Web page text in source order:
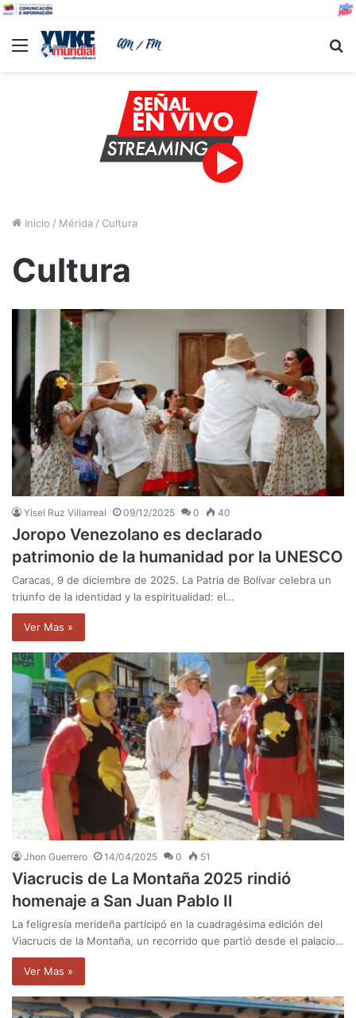
Menu
Inicio / Mérida / Cultura
Cultura
Yisel Ruz Villarreal 09/12/2025 0 40
Joropo Venezolano es declarado
patrimonio de la humanidad por la UNESCO
Caracas, 9 de diciembre de 2025. La Patria de Bolívar celebra un
triunfo de la identidad y la espiritualidad: el…
Ver Mas »
Jhon Guerrero 14/04/2025 0 51
Viacrucis de La Montaña 2025 rindió
homenaje a San Juan Pablo II
La feligresía merideña participó en la cuadragésima edición del
Viacrucis de la Montaña, un recorrido que partió desde el palacio…
Ver Mas »